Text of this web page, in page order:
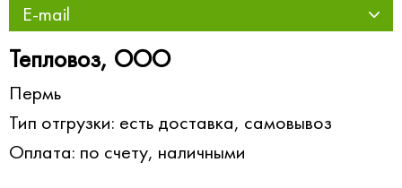
E-mail
Тепловоз, ООО
Пермь
Тип отгрузки: есть доставка, самовывоз
Оплата: по счету, наличными